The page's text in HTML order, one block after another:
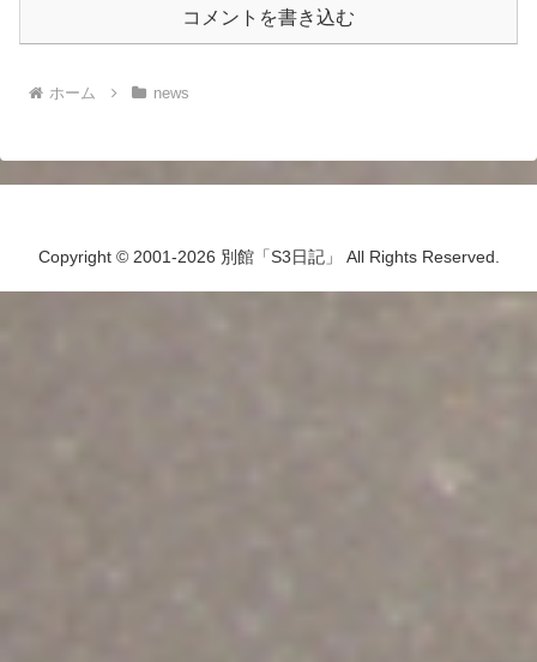
コメントを書き込む
ホーム news
Copyright © 2001-2026 別館「S3日記」 All Rights Reserved.